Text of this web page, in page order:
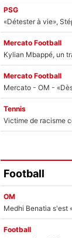
PSG
Mercato Football
Kylian Mbappé, un
Mercato Football
Tennis
Football
OM
Football